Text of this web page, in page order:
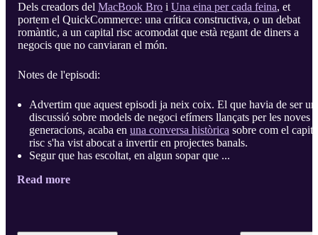
Dels creadors del MacBook Bro i Una eina per cada feina, et
portem el QuickCommerce: una crítica constructiva, o un debat
romàntic, a un capital risc acomodat que està regant de diners a
negocis que no canviaran el món.
Notes de l'episodi:
Advertim que aquest episodi ja neix coix. El que havia de ser
discussió sobre models de negoci efímers llançats per les noves
generacions, acaba en una conversa històrica sobre com el
risc s'ha vist abocat a invertir en projectes banals.
Segur que has escoltat, en algun sopar que ...
Read more